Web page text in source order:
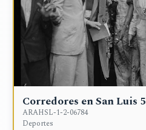
Corredores en San Luis 5
ARAHSL-1-2-06784
Deportes